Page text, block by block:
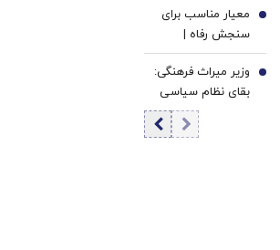
عاجز می‌بیند، به
تحریم پناه می‌برد
معیار مناسب برای
سنجش رفاه |
مسائل اقتصاد
سیاسی حول آثار
توزیعی می‌چرخند |
معیار پارتو ما را به
سمت رویکرد کوز
6
وزیر میراث فرهنگی:
بقای نظام سیاسی
به بقای جامعه و
بقای ایران بزرگ گره
7